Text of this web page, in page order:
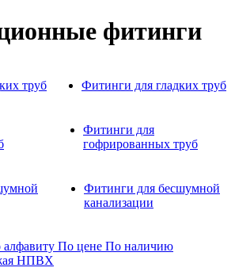
фитинги
Фитинги для гладких труб
Фитинги для
гофрированных труб
Фитинги для бесшумной
канализации
По цене По наличию